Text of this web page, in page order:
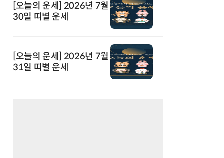
[오늘의 운세] 2026년 7월
30일 띠별 운세
[오늘의 운세] 2026년 7월
31일 띠별 운세